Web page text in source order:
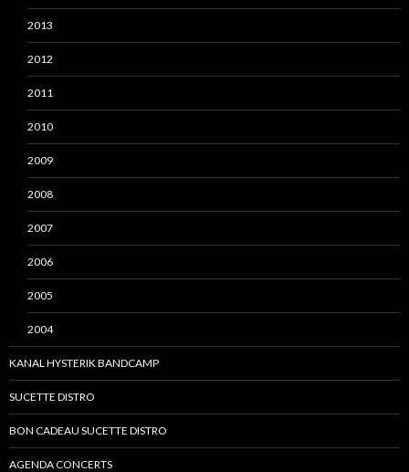
2013
2012
2011
2010
2009
2008
2007
2006
2005
2004
KANAL HYSTERIK BANDCAMP
SUCETTE DISTRO
BON CADEAU SUCETTE DISTRO
AGENDA CONCERTS